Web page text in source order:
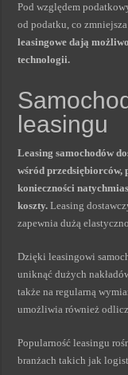
Pod względem
od podatku, co
leasingowe dają
technologii.
leasingu
Leasing samochodów
wśród przedsiębiorców,
konieczności
koszty. Leasing
zapewnia dużą
Dzięki leasingowi
uniknąć dużych
także na regularną
umożliwia również
Popularność leasingu
branżach takich jak